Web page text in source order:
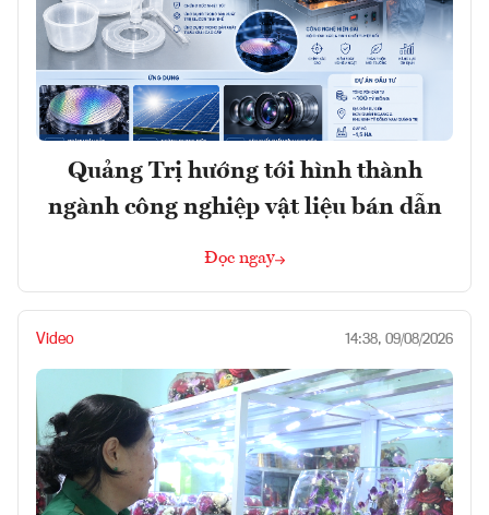
Quảng Trị hướng tới hình thành
ngành công nghiệp vật liệu bán dẫn
Đọc ngay
Video 14:38, 09/08/2026